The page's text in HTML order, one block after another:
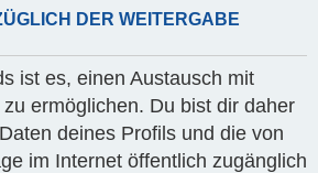
DER WEITERGABE
ist es, einen Austausch mit
ermöglichen. Du bist dir daher
deines Profils und die von
im Internet öffentlich zugänglich